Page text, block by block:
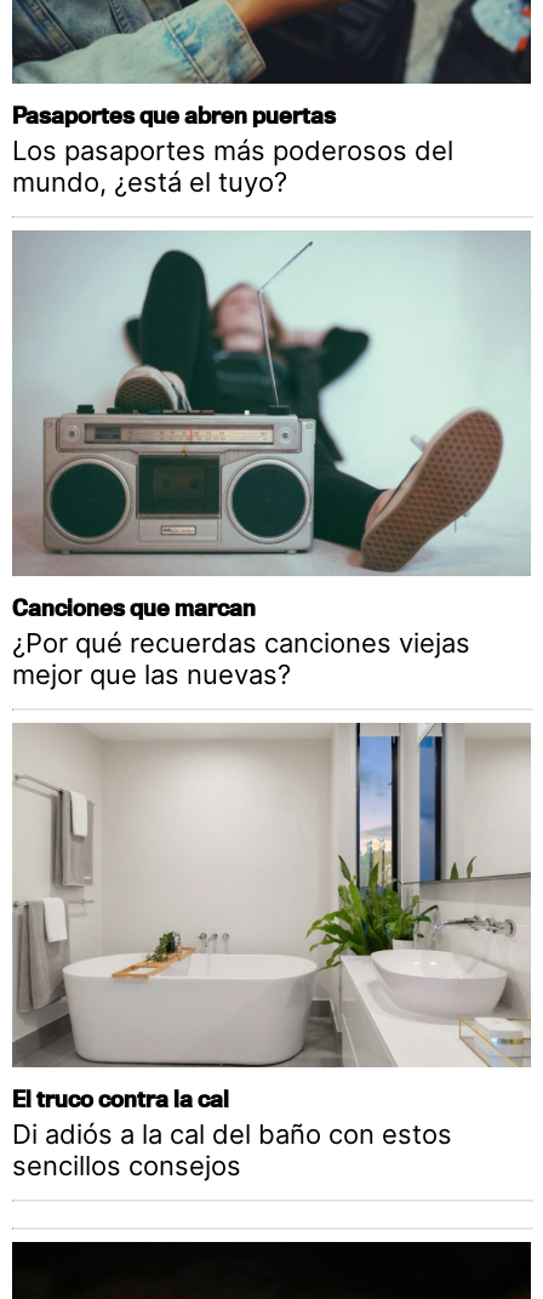
Pasaportes que abren puertas
Los pasaportes más poderosos del
mundo, ¿está el tuyo?
Canciones que marcan
¿Por qué recuerdas canciones viejas
mejor que las nuevas?
El truco contra la cal
Di adiós a la cal del baño con estos
sencillos consejos